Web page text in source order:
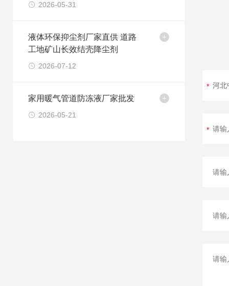
2026-05-31
液体环保抑尘剂厂家直供 道路
工地矿山长效结壳降尘剂
2026-07-12
家用暖气管道防冻液厂家批发
2026-05-21